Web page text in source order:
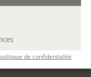
de confidentialité